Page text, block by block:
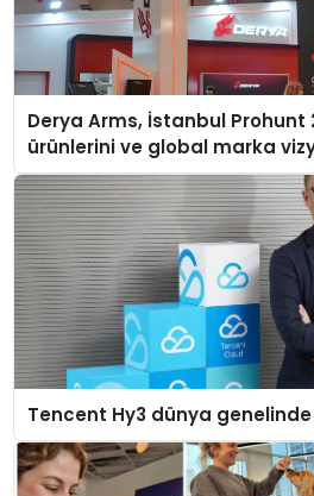
Derya Arms, İstanbul Prohunt
ürünlerini ve global marka
Tencent Hy3 dünya